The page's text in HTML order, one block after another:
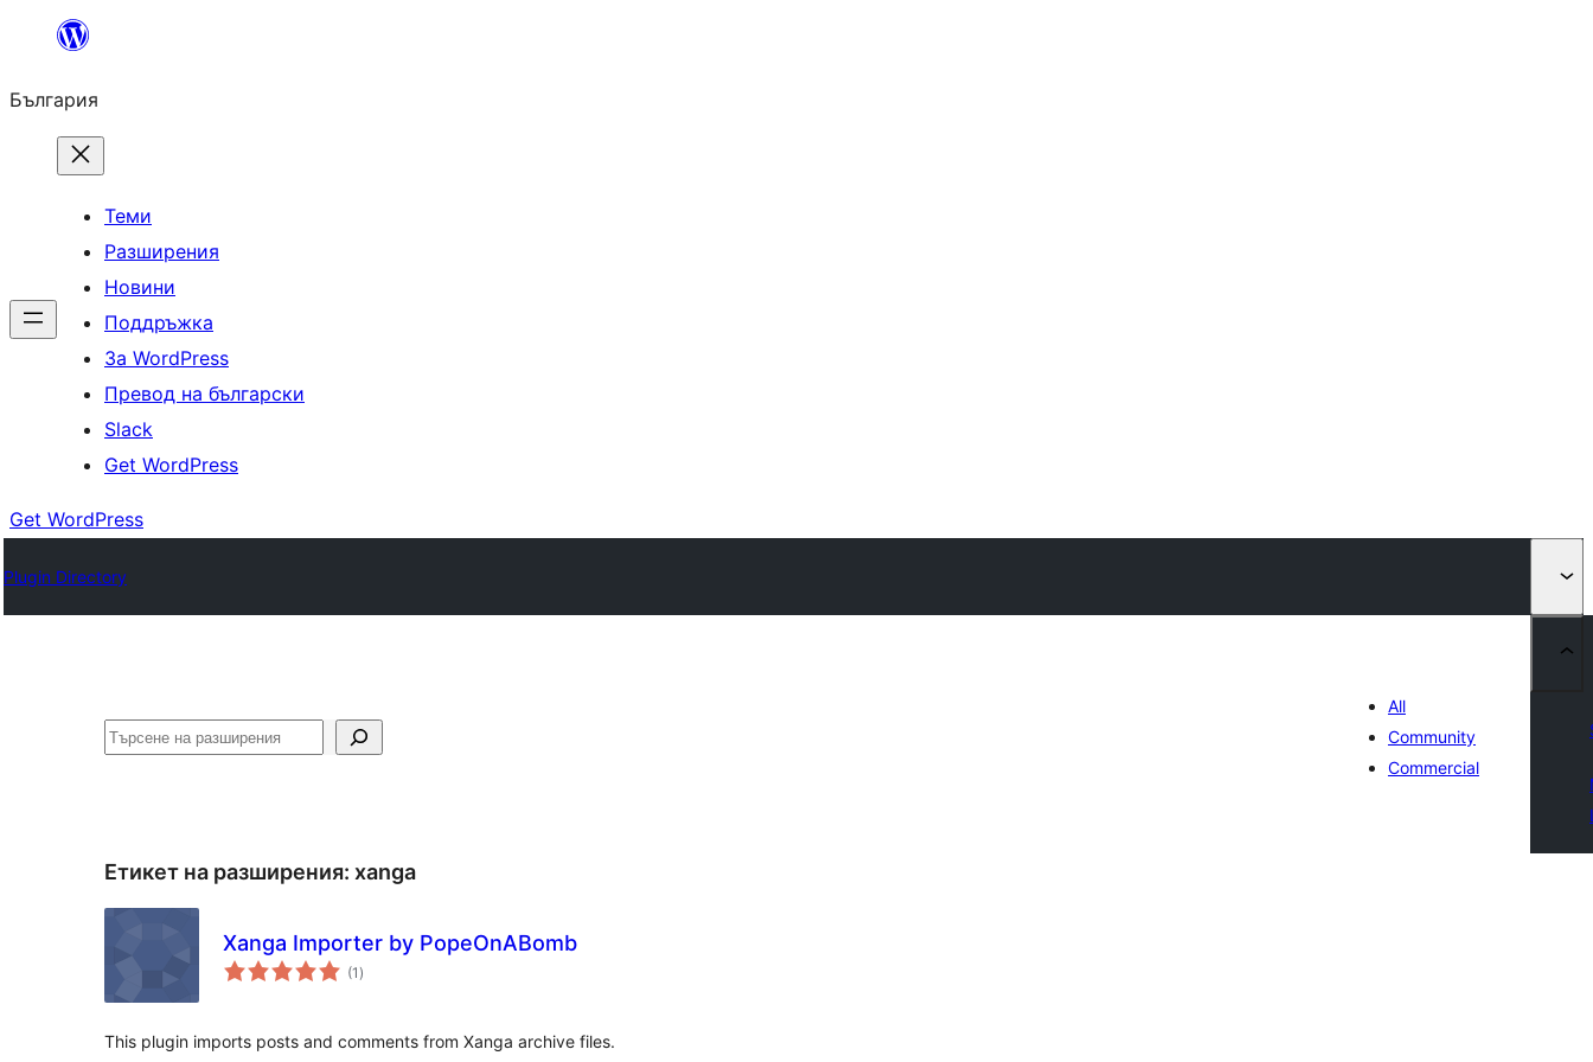
България
Теми
Разширения
Новини
Поддръжка
За WordPress
Превод на български
Slack
Get WordPress
Get WordPress
Plugin Directory
Търсене
All
Community
Commercial
Етикет на разширения: xanga
Xanga Importer by PopeOnABomb
(1 общо
оценки
)
This plugin imports posts and comments from Xanga archive files.